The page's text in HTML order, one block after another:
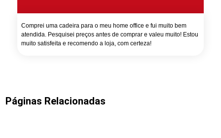
Comprei uma cadeira para o meu home office e fui muito bem
atendida. Pesquisei preços antes de comprar e valeu muito! Estou
muito satisfeita e recomendo a loja, com certeza!
Páginas Relacionadas